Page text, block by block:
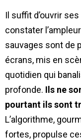
Il suffit d’ouvrir
constater
sauvages sont de
écrans, mis en
quotidien qui
profonde. Ils ne
pourtant ils sont
L’algorithme,
fortes, propulse